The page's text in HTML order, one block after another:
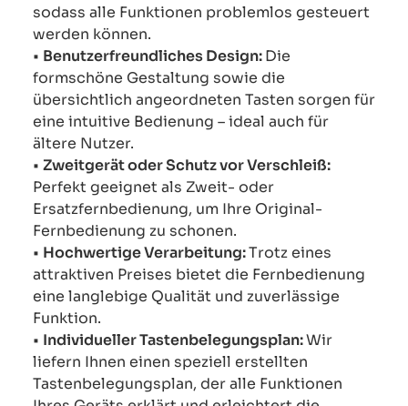
sodass alle Funktionen problemlos gesteuert
werden können.
• Benutzerfreundliches Design:Die
formschöne Gestaltung sowie die
übersichtlich angeordneten Tasten sorgen für
eine intuitive Bedienung – ideal auch für
ältere Nutzer.
• Zweitgerät oder Schutz vor Verschleiß:
Perfekt geeignet als Zweit- oder
Ersatzfernbedienung, um Ihre Original-
Fernbedienung zu schonen.
• Hochwertige Verarbeitung:Trotz eines
attraktiven Preises bietet die Fernbedienung
eine langlebige Qualität und zuverlässige
Funktion.
• Individueller Tastenbelegungsplan:Wir
liefern Ihnen einen speziell erstellten
Tastenbelegungsplan, der alle Funktionen